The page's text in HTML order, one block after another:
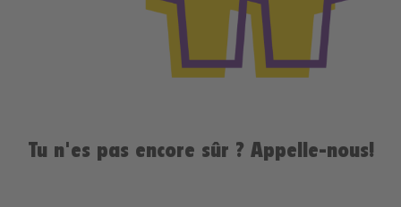
Tu n'es pas encore sûr ? Appelle-nous!